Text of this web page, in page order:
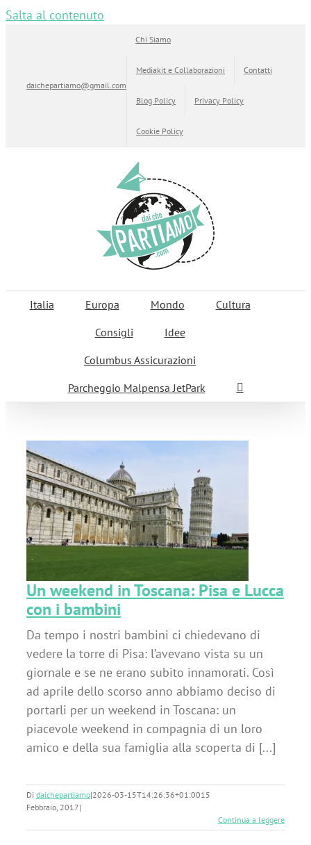
Salta al contenuto
daichepartiamo@gmail.com
Chi Siamo
Mediakit e Collaborazioni Contatti
Blog Policy Privacy Policy
Cookie Policy
Italia Europa Mondo
Cultura
Consigli
Idee
Columbus Assicurazioni
Parcheggio Malpensa JetPark
Un weekend in Toscana: Pisa e Lucca
con i bambini
Da tempo i nostri bambini ci chiedevano di
vedere la torre di Pisa: l’avevano vista su un
giornale e se ne erano subito innamorati. Così
ad aprile dello scorso anno abbiamo deciso di
portarli per un weekend in Toscana: un
piacevole weekend in compagnia di un loro
amico e della sua famiglia alla scoperta di [...]
Di daichepartiamo|2026-03-15T14:26:36+01:0015
Febbraio, 2017|
Continua a leggere